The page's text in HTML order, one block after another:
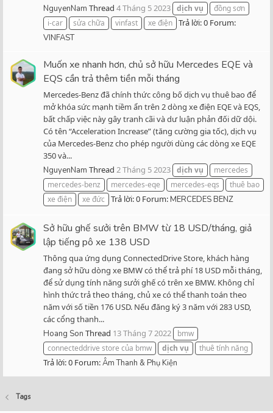
NguyenNam Thread 4 Tháng 5 2023 dịch vụ
đồng sơn
i-car
sửa chữa vinfast xe điện Trả lời: 0 Forum:
VINFAST
Muốn xe nhanh hơn, chủ sở hữu Mercedes EQE và
EQS cần trả thêm tiền mỗi tháng
Mercedes-Benz đã chính thức công bố dịch vụ thuê bao để
mở khóa sức mạnh tiềm ẩn trên 2 dòng xe điện EQE và EQS,
bất chấp việc này gây tranh cãi và dư luận phản đối dữ dội.
Có tên “Acceleration Increase” (tăng cường gia tốc), dịch vụ
của Mercedes-Benz cho phép người dùng các dòng xe EQE
350 và...
NguyenNam Thread 2 Tháng 5 2023 dịch vụ
mercedes
mercedes-benz
mercedes-eqe mercedes-eqs
thuê bao
xe điện
xe đức Trả lời: 0 Forum:MERCEDES BENZ
Sở hữu ghế sưởi trên BMW từ 18 USD/tháng, giả
lập tiếng pô xe 138 USD
Thông qua ứng dụng ConnectedDrive Store, khách hàng
đang sở hữu dòng xe BMW có thể trả phí 18 USD mỗi tháng,
để sử dụng tính năng sưởi ghế có trên xe BMW. Không chỉ
hình thức trả theo tháng, chủ xe có thể thanh toán theo
năm với số tiền 176 USD. Nếu đăng ký 3 năm với 283 USD,
các cổng thanh...
Hoang Son Thread 13 Tháng 7 2022
bmw
connecteddrive store của bmw
dịch vụ thuê tính năng
Trả lời: 0 Forum:Âm Thanh & Phụ Kiện
Tags